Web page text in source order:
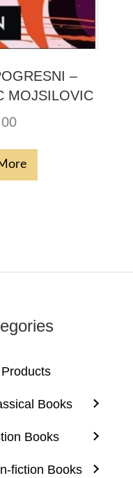
–
MOJSILOVIC
Books
Books
fiction Books